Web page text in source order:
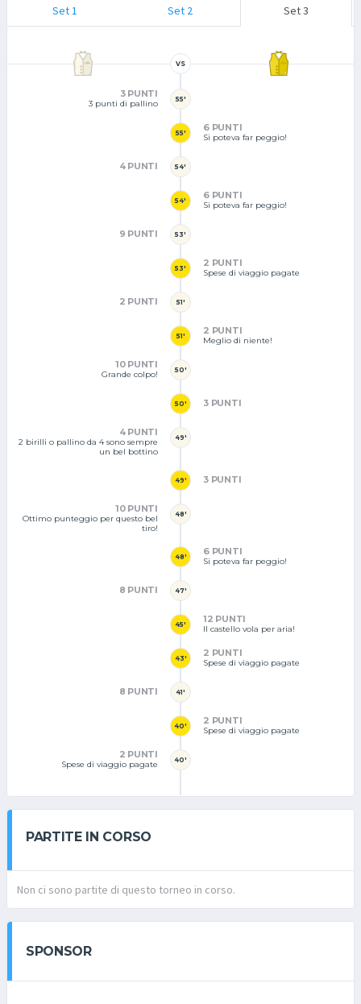
Set 1 Set 2 Set 3
VS
55'
3 PUNTI
3 punti di pallino
55' 6 PUNTI
Si poteva far peggio!
54'
4 PUNTI
54' 6 PUNTI
Si poteva far peggio!
53'
9 PUNTI
53' 2 PUNTI
Spese di viaggio pagate
51'
2 PUNTI
51' 2 PUNTI
Meglio di niente!
50'
10 PUNTI
Grande colpo!
50' 3 PUNTI
49'
4 PUNTI
2 birilli o pallino da 4 sono sempre
un bel bottino
49' 3 PUNTI
48'
10 PUNTI
Ottimo punteggio per questo bel
tiro!
48' 6 PUNTI
Si poteva far peggio!
47'
8 PUNTI
45' 12 PUNTI
Il castello vola per aria!
43' 2 PUNTI
Spese di viaggio pagate
41'
8 PUNTI
40' 2 PUNTI
Spese di viaggio pagate
40'
2 PUNTI
Spese di viaggio pagate
PARTITE IN CORSO
Non ci sono partite di questo torneo in corso.
SPONSOR